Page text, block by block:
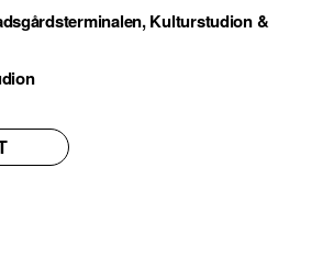
Kulturstudion &